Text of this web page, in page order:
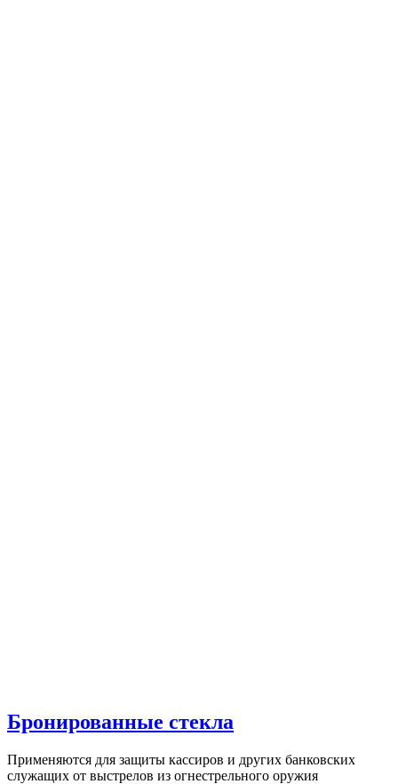
Бронированные стекла
Применяются для защиты кассиров и других банковских
служащих от выстрелов из огнестрельного оружия